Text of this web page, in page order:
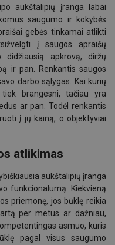
aukštalipių įranga labai
saugumo ir kokybės
gebės tinkamai atlikti
į saugos apraišų
apkrovą, diržų
ir pan. Renkantis saugos
darbo sąlygas. Kai kurių
brangesni, tačiau yra
ar pan. Todėl renkantis
į jų kainą, o objektyviai
atlikimas
aukštalipių įranga
funkcionalumą. Kiekvieną
priemonę, jos būklę reikia
per metus ar dažniau,
asmuo, kuris
pagal visus saugumo